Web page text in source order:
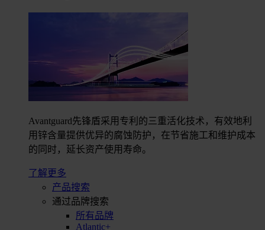
Avantguard先锋盾采用专利的三重活化技术，有效地利
用锌含量提供优异的腐蚀防护，在节省施工和维护成本
的同时，延长资产使用寿命。
了解更多
产品搜索
通过品牌搜索
所有品牌
Atlantic+